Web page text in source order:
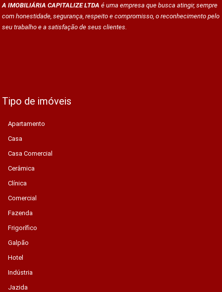
A IMOBILIÁRIA CAPITALIZE LTDA é uma empresa que busca atingir, sempre
com honestidade, segurança, respeito e compromisso, o reconhecimento pelo
seu trabalho e a satisfação de seus clientes.
Tipo de imóveis
Apartamento
Casa
Casa Comercial
Cerâmica
Clínica
Comercial
Fazenda
Frigorífico
Galpão
Hotel
Indústria
Jazida